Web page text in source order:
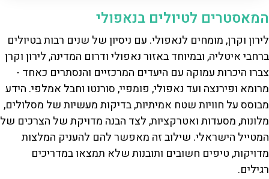
המאסטרים לטיולים בנאפולי
לירון וקרן, מומחים לנאפולי. עם ניסיון של שנים רבות בטיולים
ברחבי איטליה, ובמיוחד באזור נאפולי ודרום המדינה, לירון וקרן
צברו היכרות עמוקה עם היעדים המרכזיים והנסתרים כאחד -
מרומא ופירנצה ועד נאפולי, פומפיי, סורנטו וחבל אמלפי. הידע
מבוסס על חוויות שטח אמיתיות, בדיקות מעשיות של מסלולים,
מלונות, מסעדות ואטרקציות, לצד הבנה מדויקת של הצרכים של
המטייל הישראלי. שילוב זה מאפשר להם להעניק המלצות
מדויקות, טיפים חשובים ותובנות שלא תמצאו במדריכים
רגילים.